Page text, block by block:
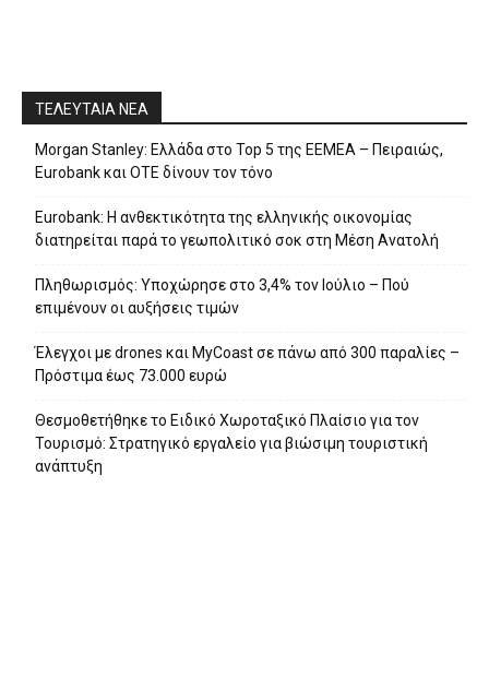
ΤΕΛΕΥΤΑΙΑ ΝΕΑ
Morgan Stanley: Ελλάδα στο Top 5 της EEMEA – Πειραιώς,
Eurobank και ΟΤΕ δίνουν τον τόνο
Eurobank: Η ανθεκτικότητα της ελληνικής οικονομίας
διατηρείται παρά το γεωπολιτικό σοκ στη Μέση Ανατολή
Πληθωρισμός: Υποχώρησε στο 3,4% τον Ιούλιο – Πού
επιμένουν οι αυξήσεις τιμών
Έλεγχοι με drones και MyCoast σε πάνω από 300 παραλίες –
Πρόστιμα έως 73.000 ευρώ
Θεσμοθετήθηκε το Ειδικό Χωροταξικό Πλαίσιο για τον
Τουρισμό: Στρατηγικό εργαλείο για βιώσιμη τουριστική
ανάπτυξη